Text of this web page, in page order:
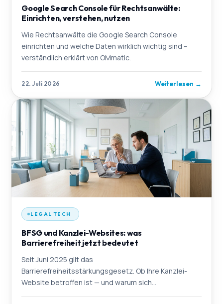
Google Search Console für Rechtsanwälte:
Einrichten, verstehen, nutzen
Wie Rechtsanwälte die Google Search Console
einrichten und welche Daten wirklich wichtig sind –
verständlich erklärt von OMmatic.
22. Juli 2026 Weiterlesen →
LEGAL TECH
BFSG und Kanzlei-Websites: was
Barrierefreiheit jetzt bedeutet
Seit Juni 2025 gilt das
Barrierefreiheitsstärkungsgesetz. Ob Ihre Kanzlei-
Website betroffen ist — und warum sich
Barrierefreiheit ohnehin lohnt.